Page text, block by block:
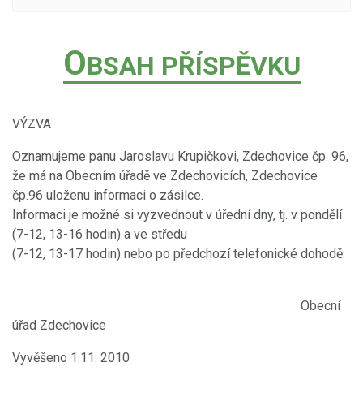
OBSAH PŘÍSPĚVKU
VÝZVA
Oznamujeme panu Jaroslavu Krupičkovi, Zdechovice čp. 96,
že má na Obecním úřadě ve Zdechovicích, Zdechovice
čp.96 uloženu informaci o zásilce.
Informaci je možné si vyzvednout v úřední dny, tj. v pondělí
(7-12, 13-16 hodin) a ve středu
(7-12, 13-17 hodin) nebo po předchozí telefonické dohodě.
Obecní
úřad Zdechovice
Vyvěšeno 1.11. 2010